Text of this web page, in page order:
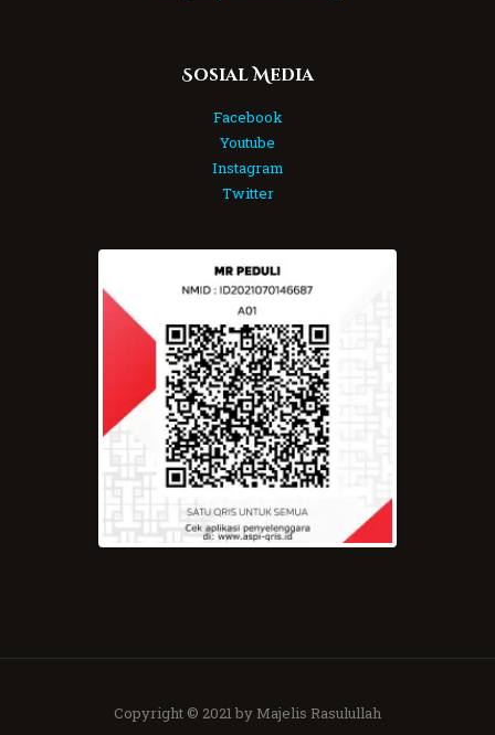
Sosial Media
Facebook
Youtube
Instagram
Twitter
Copyright © 2021 by Majelis Rasulullah